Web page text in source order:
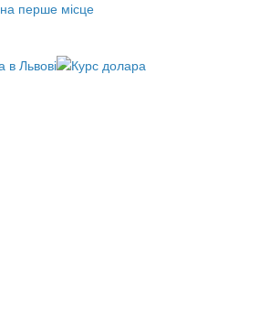
на перше місце